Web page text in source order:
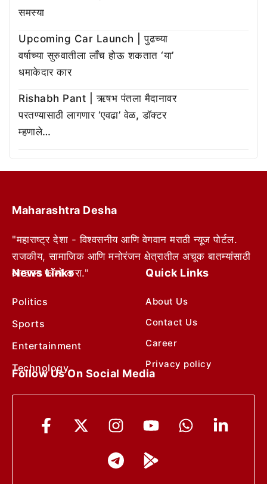
समस्या
Upcoming Car Launch | पुढच्या
वर्षाच्या सुरुवातीला लाँच होऊ शकतात ‘या’
धमाकेदार कार
Rishabh Pant | ऋषभ पंतला मैदानावर
परतण्यासाठी लागणार ‘एवढा’ वेळ, डॉक्टर
म्हणाले…
Maharashtra Desha
"महाराष्ट्र देशा - विश्वसनीय आणि वेगवान मराठी न्यूज पोर्टल.
राजकीय, सामाजिक आणि मनोरंजन क्षेत्रातील अचूक बातम्यांसाठी
आम्हाला फॉलो करा."
News Links
Politics
Sports
Entertainment
Technology
Quick Links
About Us
Contact Us
Career
Privacy policy
Follow Us On Social Media